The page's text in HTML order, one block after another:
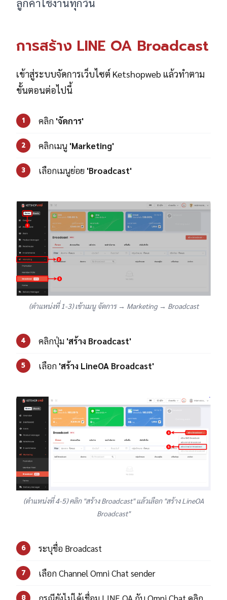
การสร้าง LINE OA Broadcast
เข้าสู่ระบบจัดการเว็บไซต์ Ketshopweb แล้วทำตาม
ขั้นตอนต่อไปนี้
1 คลิก 'จัดการ'
2 คลิกเมนู 'Marketing'
3 เลือกเมนูย่อย 'Broadcast'
(ตำแหน่งที่ 1-3) เข้าเมนู จัดการ → Marketing → Broadcast
4 คลิกปุ่ม 'สร้าง Broadcast'
5 เลือก 'สร้าง LineOA Broadcast'
(ตำแหน่งที่ 4-5) คลิก "สร้าง Broadcast" แล้วเลือก "สร้าง LineOA
Broadcast"
6 ระบุชื่อ Broadcast
7 เลือก Channel Omni Chat sender
8